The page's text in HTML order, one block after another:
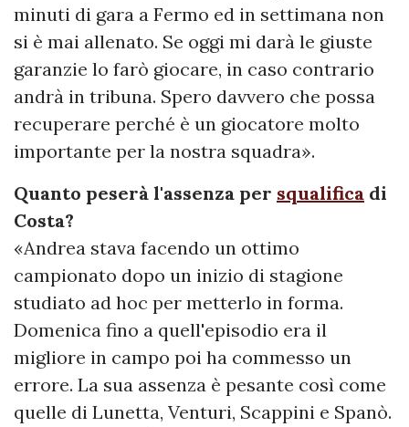
minuti di gara a Fermo ed in settimana non
si è mai allenato. Se oggi mi darà le giuste
garanzie lo farò giocare, in caso contrario
andrà in tribuna. Spero davvero che possa
recuperare perché è un giocatore molto
importante per la nostra squadra».
Quanto peserà l'assenza per squalifica di
Costa?
«Andrea stava facendo un ottimo
campionato dopo un inizio di stagione
studiato ad hoc per metterlo in forma.
Domenica fino a quell'episodio era il
migliore in campo poi ha commesso un
errore. La sua assenza è pesante così come
quelle di Lunetta, Venturi, Scappini e Spanò.